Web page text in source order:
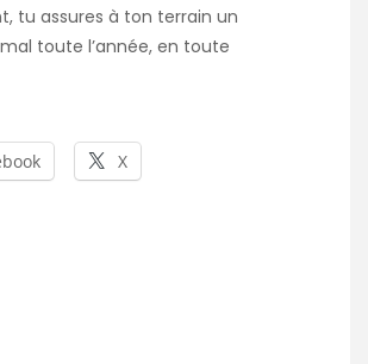
tu assures à ton terrain un
toute l’année, en toute
X